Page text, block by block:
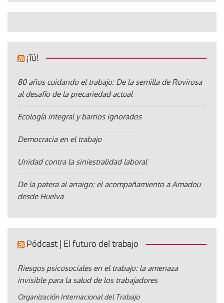
¡Tú!
80 años cuidando el trabajo: De la semilla de Rovirosa
al desafío de la precariedad actual
Ecología integral y barrios ignorados
Democracia en el trabajo
Unidad contra la siniestralidad laboral
De la patera al arraigo: el acompañamiento a Amadou
desde Huelva
Pódcast | El futuro del trabajo
Riesgos psicosociales en el trabajo: la amenaza
invisible para la salud de los trabajadores
Organización Internacional del Trabajo